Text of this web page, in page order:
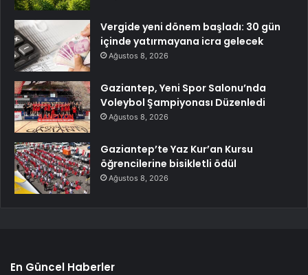
Vergide yeni dönem başladı: 30 gün
içinde yatırmayana icra gelecek
Ağustos 8, 2026
Gaziantep, Yeni Spor Salonu’nda
Voleybol Şampiyonası Düzenledi
Ağustos 8, 2026
Gaziantep’te Yaz Kur’an Kursu
öğrencilerine bisikletli ödül
Ağustos 8, 2026
En Güncel Haberler